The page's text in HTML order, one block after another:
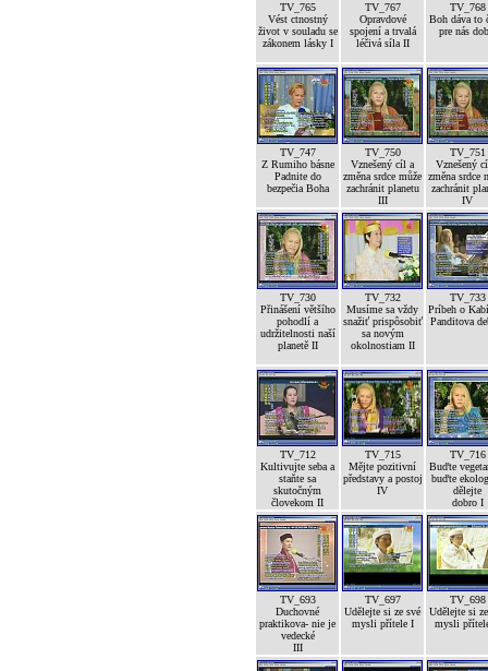
TV_765
Vést ctnostný
život v souladu se
zákonem lásky I
TV_767
Opravdové
spojení a trvalá
léčivá síla II
TV_768
Boh dáva to
pre nás
TV_747
Z Rumiho básne
Padnite do
bezpečia Boha
TV_750
Vznešený cíl a
změna srdce může
zachránit planetu
III
TV_751
Vznešený
změna srdce
zachránit
IV
TV_730
Přinášení většího
pohodlí a
udržitelnosti naší
planetě II
TV_732
Musíme sa vždy
snažiť prispôsobiť
sa novým
okolnostiam II
TV_733
Príbeh o
Panditova
TV_712
Kultivujte seba a
staňte sa
skutočným
človekom II
TV_715
Mějte pozitivní
představy a postoj
IV
TV_716
Buďte
buďte
dělejte
dobro I
TV_693
Duchovné
praktikova- nie je
vedecké
III
TV_697
Udělejte si ze své
mysli přítele I
TV_698
Udělejte si
mysli